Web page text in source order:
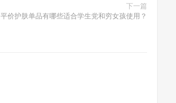
下一篇
平价护肤单品有哪些适合学生党和穷女孩使用？